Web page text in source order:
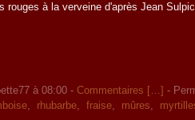
à 08:00 -Commentaires […] -
, rhubarbe,fraise, mûres,